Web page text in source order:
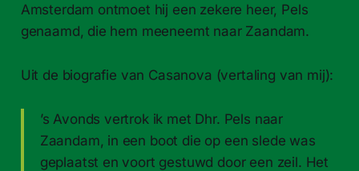
Amsterdam ontmoet hij een zekere heer, Pels
genaamd, die hem meeneemt naar Zaandam.
Uit de biografie van Casanova (vertaling van mij):
’s Avonds vertrok ik met Dhr. Pels naar
Zaandam, in een boot die op een slede was
geplaatst en voort gestuwd door een zeil. Het